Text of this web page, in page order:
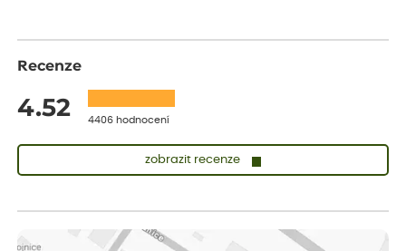
Recenze
4.52 4406 hodnocení
zobrazit recenze
Měla jsem pouze 1objednavku a zatím jsem spokojená se